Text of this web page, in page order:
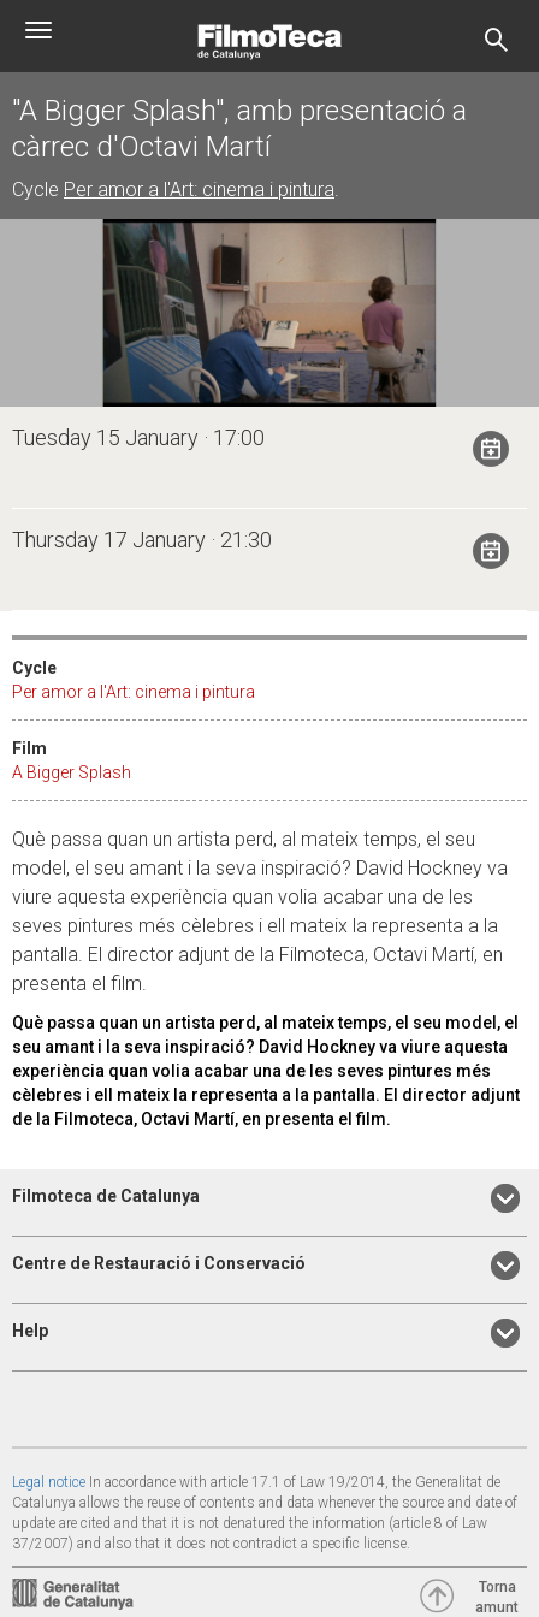
Toggle
"A Bigger Splash", amb presentació a
càrrec d'Octavi Martí
Cycle Per amor a l'Art: cinema i pintura.
Tuesday 15 January · 17:00
Thursday 17 January · 21:30
Cycle
Per amor a l'Art: cinema i pintura
Film
A Bigger Splash
Què passa quan un artista perd, al mateix temps, el seu
model, el seu amant i la seva inspiració? David Hockney va
viure aquesta experiència quan volia acabar una de les
seves pintures més cèlebres i ell mateix la representa a la
pantalla. El director adjunt de la Filmoteca, Octavi Martí, en
presenta el film.
Què passa quan un artista perd, al mateix temps, el seu model, el
seu amant i la seva inspiració? David Hockney va viure aquesta
experiència quan volia acabar una de les seves pintures més
cèlebres i ell mateix la representa a la pantalla. El director adjunt
de la Filmoteca, Octavi Martí, en presenta el film.
Filmoteca de Catalunya
Centre de Restauració i Conservació
Help
Legal notice In accordance with article 17.1 of Law 19/2014, the Generalitat de
Catalunya allows the reuse of contents and data whenever the source and date of
update are cited and that it is not denatured the information (article 8 of Law
37/2007) and also that it does not contradict a specific license.
Torna
amunt